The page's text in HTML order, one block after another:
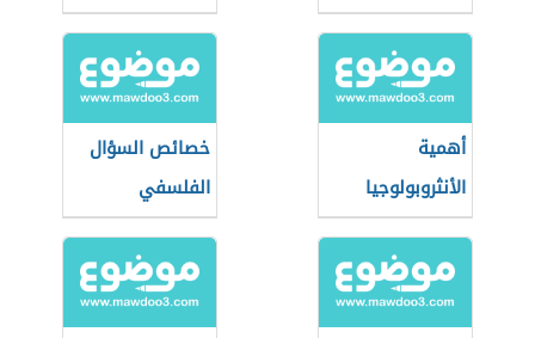
أهمية
الأنثروبولوجيا
خصائص السؤال
الفلسفي